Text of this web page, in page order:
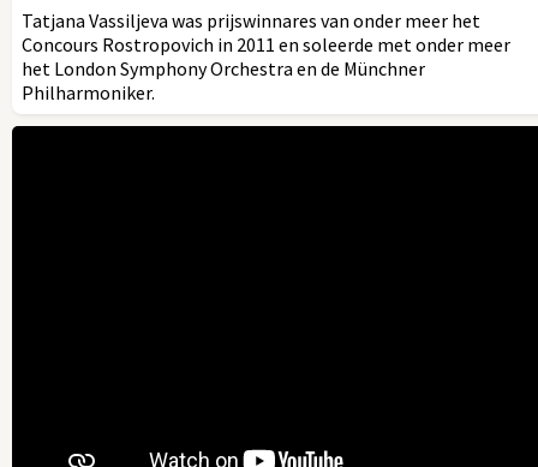
Tatjana Vassiljeva was prijswinnares van onder meer het
Concours Rostropovich in 2011 en soleerde met onder meer
het London Symphony Orchestra en de Münchner
Philharmoniker.